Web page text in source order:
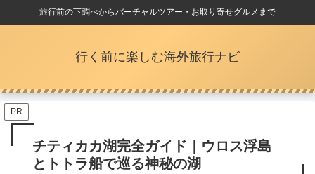
旅行前の下調べからバーチャルツアー・お取り寄せグルメまで
行く前に楽しむ海外旅行ナビ
PR
チティカカ湖完全ガイド｜ウロス浮島
とトトラ船で巡る神秘の湖